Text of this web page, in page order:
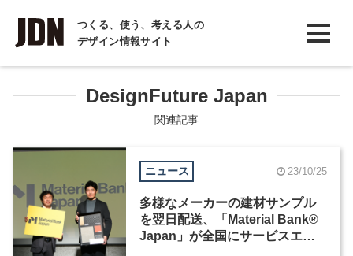
つくる、使う、考える人の
デザイン情報サイト
INTERVIEW
インタビュー
REPORT
COLUMN
DesignFuture Japan
関連記事
ニュース 23/10/25
多様なメーカーの建材サンプル
を翌日配送、「Material Bank®
Japan」が全国にサービスエリ